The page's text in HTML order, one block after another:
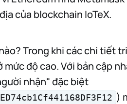
của blockchain IoTeX.
Trong khi các chi tiết
độ cao. Với bản cập
nhận" đặc biệt
)